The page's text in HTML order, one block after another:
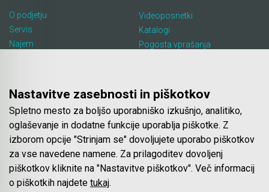
O podjetju
Servis
Najem
Videoposnetki
Katalogi
Pogosta vprašanja
Spletna trgovina
Pogoji poslovanja
Plačila
Odstop od nakupa
Dostava
Nastavitve zasebnosti in piškotkov
Spletno mesto za boljšo uporabniško izkušnjo, analitiko,
oglaševanje in dodatne funkcije uporablja piškotke. Z
izborom opcije "Strinjam se" dovoljujete uporabo piškotkov
za vse navedene namene. Za prilagoditev dovoljenj
piškotkov kliknite na "Nastavitve piškotkov". Več informacij
o piškotkih najdete tukaj.